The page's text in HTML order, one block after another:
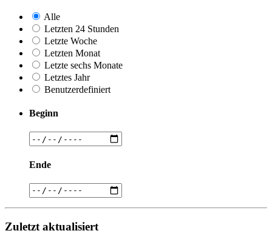
Alle
Letzten 24 Stunden
Letzte Woche
Letzten Monat
Letzte sechs Monate
Letztes Jahr
Benutzerdefiniert
Beginn
Ende
Zuletzt aktualisiert